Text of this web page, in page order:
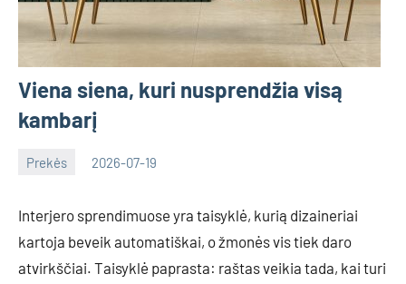
Viena siena, kuri nusprendžia visą
kambarį
Prekės 2026-07-19
Interjero sprendimuose yra taisyklė, kurią dizaineriai
kartoja beveik automatiškai, o žmonės vis tiek daro
atvirkščiai. Taisyklė paprasta: raštas veikia tada, kai turi